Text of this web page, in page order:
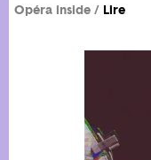
Opéra inside Lire